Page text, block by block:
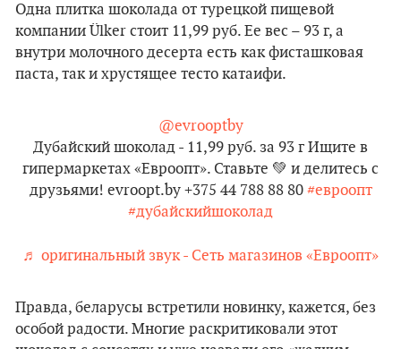
Одна плитка шоколада от турецкой пищевой
компании Ülker стоит 11,99 руб. Ее вес – 93 г, а
внутри молочного десерта есть как фисташковая
паста, так и хрустящее тесто катаифи.
@evrooptby
Дубайский шоколад - 11,99 руб. за 93 г Ищите в
гипермаркетах «Евроопт». Ставьте 💚 и делитесь с
друзьями! evroopt.by +375 44 788 88 80 #евроопт
#дубайскийшоколад
♬ оригинальный звук - Сеть магазинов «Евроопт»
Правда, беларусы встретили новинку, кажется, без
особой радости. Многие раскритиковали этот